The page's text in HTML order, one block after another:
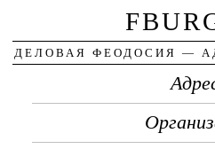
ДЕЛОВАЯ ФЕОДОСИЯ —